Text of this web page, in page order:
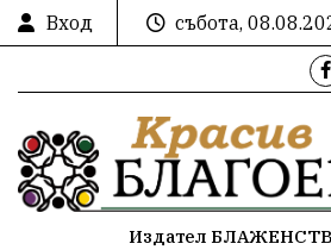
Вход
събота,
Издател